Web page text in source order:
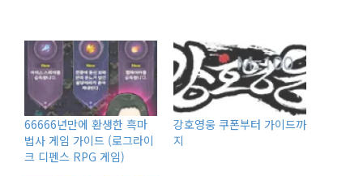
66666년만에 환생한 흑마
법사 게임 가이드 (로그라이
크 디펜스 RPG 게임)
강호영웅 쿠폰부터 가이드까
지